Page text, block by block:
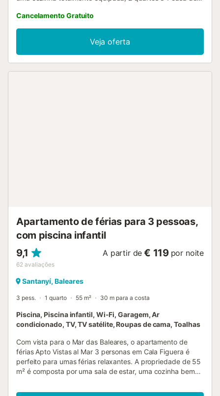
comodidades adicionais incluem Wi-Fi, uma televisão, uma
ventoinha, bem como uma máquina de lavar roupa. Um
berço e uma cadeira alta também estão disponíveis. Este
alojamento não dispõe de: ar condicionado. Esta
propriedade dispõe de um espaço exterior privado com
Cancelamento Gratuito
Veja oferta
Apartamento de férias para 3 pessoas,
com piscina infantil
9,1
62 avaliações
A partir de € 119 por noite
Santanyí, Baleares
3 pess. 1 quarto 55 m² 30 m para a costa
Piscina, Piscina infantil, Wi-Fi, Garagem, Ar
condicionado, TV, TV satélite, Roupas de cama, Toalhas
Com vista para o Mar das Baleares, o apartamento de
férias Apto Vistas al Mar 3 personas em Cala Figuera é
perfeito para umas férias relaxantes. A propriedade de 55
m² é composta por uma sala de estar, uma cozinha bem
acomodar 3 pessoas. As comodidades adicionais incluem